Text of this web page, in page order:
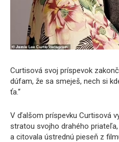
Curtisová svoj príspevok
dúfam, že sa smeješ, nech si
ťa.“
V ďalšom príspevku Curtisová
stratou svojho drahého
a citovala ústrednú pieseň z